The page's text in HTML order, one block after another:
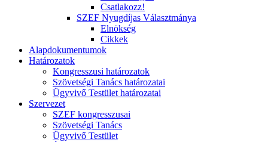
Csatlakozz!
SZEF Nyugdíjas Választmánya
Elnökség
Cikkek
Alapdokumentumok
Határozatok
Kongresszusi határozatok
Szövetségi Tanács határozatai
Ügyvivő Testület határozatai
Szervezet
SZEF kongresszusai
Szövetségi Tanács
Ügyvivő Testület